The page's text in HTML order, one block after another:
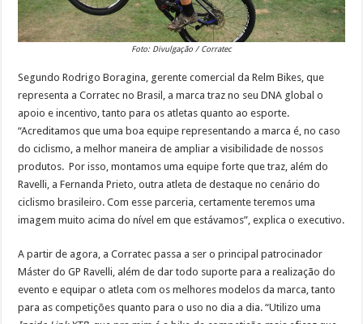
Foto: Divulgação / Corratec
Segundo Rodrigo Boragina, gerente comercial da Relm Bikes, que
representa a Corratec no Brasil, a marca traz no seu DNA global o
apoio e incentivo, tanto para os atletas quanto ao esporte.
“Acreditamos que uma boa equipe representando a marca é, no caso
do ciclismo, a melhor maneira de ampliar a visibilidade de nossos
produtos. Por isso, montamos uma equipe forte que traz, além do
Ravelli, a Fernanda Prieto, outra atleta de destaque no cenário do
ciclismo brasileiro. Com esse parceria, certamente teremos uma
imagem muito acima do nível em que estávamos”, explica o executivo.
A partir de agora, a Corratec passa a ser o principal patrocinador
Máster do GP Ravelli, além de dar todo suporte para a realização do
evento e equipar o atleta com os melhores modelos da marca, tanto
para as competições quanto para o uso no dia a dia. “Utilizo uma